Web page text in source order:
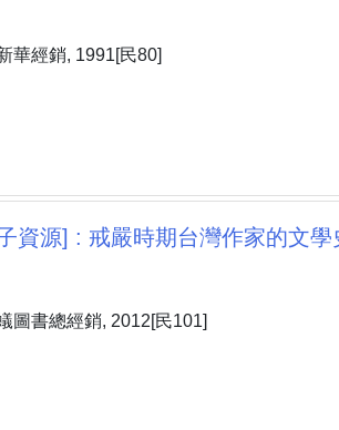
華經銷, 1991[民80]
資源] : 戒嚴時期台灣作家的文
圖書總經銷, 2012[民101]